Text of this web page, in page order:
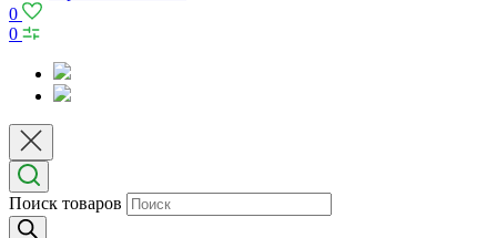
0
0
Поиск товаров